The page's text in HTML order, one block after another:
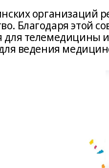
организаций
Благодаря этой
для телемедицины
ведения